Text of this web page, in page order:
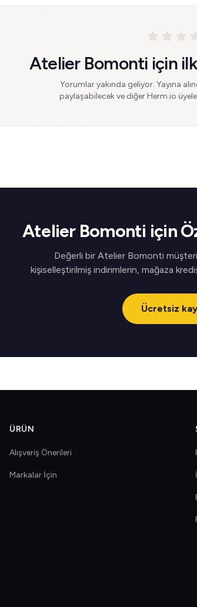
Atelier Bomonti için
Yorumlar yakında geliyor. Yayına
paylaşabilecek ve diğer Herm.io
Atelier Bomonti için
Değerli bir Atelier Bomonti
kişiselleştirilmiş indirimlerin, mağaza
Ücretsiz
ÜRÜN
Alışveriş Önerileri
Markalar İçin